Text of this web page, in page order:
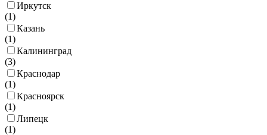
Иркутск
(1)
Казань
(1)
Калининград
(3)
Краснодар
(1)
Красноярск
(1)
Липецк
(1)